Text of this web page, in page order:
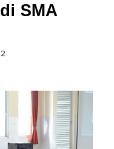
SMA